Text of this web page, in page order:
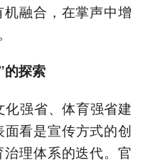
融合，在掌声中增
探索
强省、体育强省建
面看是宣传方式的创
理体系的迭代。官